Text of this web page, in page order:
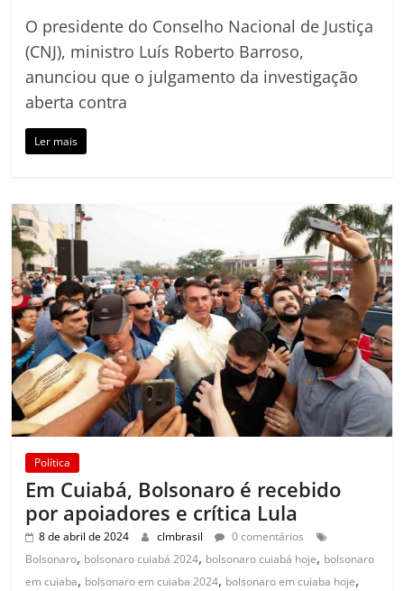
O presidente do Conselho Nacional de Justiça
(CNJ), ministro Luís Roberto Barroso,
anunciou que o julgamento da investigação
aberta contra
Ler mais
Política
Em Cuiabá, Bolsonaro é recebido
por apoiadores e crítica Lula
8 de abril de 2024 clmbrasil
0 comentários
Bolsonaro, bolsonaro cuiabá 2024, bolsonaro cuiabá hoje, bolsonaro
em cuiaba, bolsonaro em cuiaba 2024, bolsonaro em cuiaba hoje,